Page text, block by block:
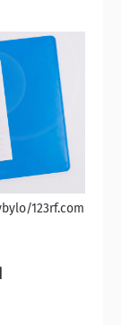
123rf.com